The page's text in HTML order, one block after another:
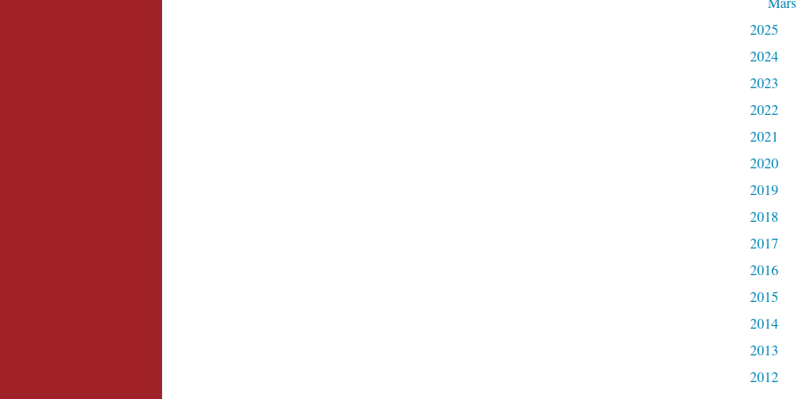
2025
2024
2023
2022
2021
2020
2019
2018
2017
2016
2015
2014
2013
2012